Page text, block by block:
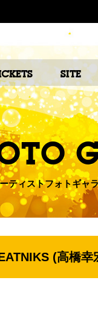
SITE
ティストフォトギャ
(高橋幸